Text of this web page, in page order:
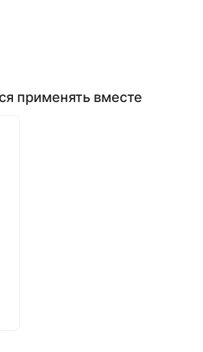
применять вместе